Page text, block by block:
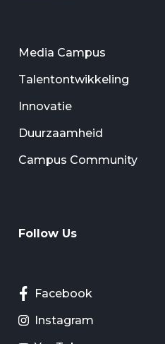
Media Campus
Talentontwikkeling
Innovatie
Duurzaamheid
Campus Community
Follow Us
Facebook
Instagram